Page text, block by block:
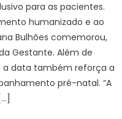
para as pacientes.
humanizado e ao
Bulhões comemorou,
Gestante. Além de
a data também reforça a
pré-natal. “A